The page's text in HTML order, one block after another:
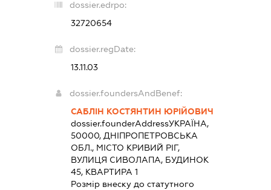
dossier.edrpo:
32720654
dossier.regDate:
13.11.03
dossier.foundersAndBenef:
САБЛІН КОСТЯНТИН ЮРІЙОВИЧ
dossier.founderAddressУКРАЇНА,
50000, ДНІПРОПЕТРОВСЬКА
ОБЛ., МІСТО КРИВИЙ РІГ,
ВУЛИЦЯ СИВОЛАПА, БУДИНОК
45, КВАРТИРА 1
Розмір внеску до статутного